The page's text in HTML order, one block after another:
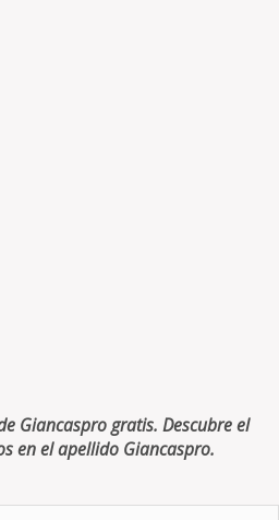
Giancaspro gratis. Descubre el
en el apellido Giancaspro.